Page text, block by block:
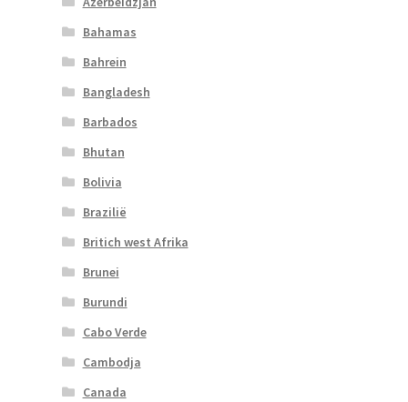
Bahamas
Bahrein
Bangladesh
Barbados
Bhutan
Bolivia
Brazilië
Britich west Afrika
Brunei
Burundi
Cabo Verde
Cambodja
Canada